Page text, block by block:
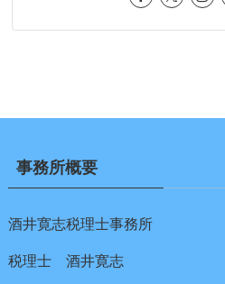
事務所概要
酒井寛志税理士事務所
税理士 酒井寛志